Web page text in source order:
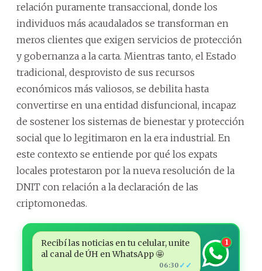
relación puramente transaccional, donde los
individuos más acaudalados se transforman en
meros clientes que exigen servicios de protección
y gobernanza a la carta. Mientras tanto, el Estado
tradicional, desprovisto de sus recursos
económicos más valiosos, se debilita hasta
convertirse en una entidad disfuncional, incapaz
de sostener los sistemas de bienestar y protección
social que lo legitimaron en la era industrial. En
este contexto se entiende por qué los expats
locales protestaron por la nueva resolución de la
DNIT con relación a la declaración de las
criptomonedas.
Recibí las noticias en tu celular, unite
al canal de ÚH en WhatsApp 🤩
06:30 ✓✓
1